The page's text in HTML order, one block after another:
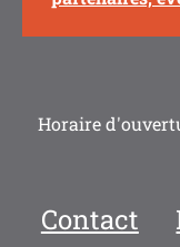
Horaire
Contact